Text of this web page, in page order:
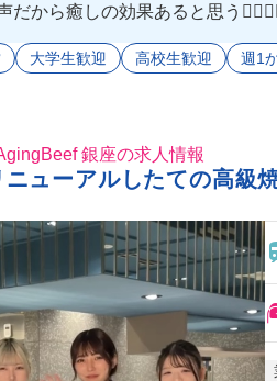
から癒しの効果あると思う
大学生歓迎 高校生歓迎 週1
銀座の求人情報
ューアルしたての高級